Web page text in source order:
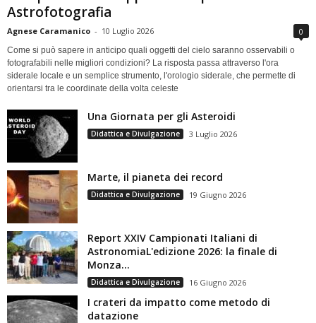
Astrofotografia
Agnese Caramanico - 10 Luglio 2026 0
Come si può sapere in anticipo quali oggetti del cielo saranno osservabili o
fotografabili nelle migliori condizioni? La risposta passa attraverso l'ora
siderale locale e un semplice strumento, l'orologio siderale, che permette di
orientarsi tra le coordinate della volta celeste
Una Giornata per gli Asteroidi
Didattica e Divulgazione 3 Luglio 2026
Marte, il pianeta dei record
Didattica e Divulgazione 19 Giugno 2026
Report XXIV Campionati Italiani di
AstronomiaL'edizione 2026: la finale di
Monza...
Didattica e Divulgazione 16 Giugno 2026
I crateri da impatto come metodo di
datazione